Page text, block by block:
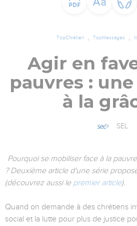
TopChrétien TopMessages
Agir en
pauvres :
à la
SEL
Pourquoi se mobiliser face à la
? Deuxième article d'une série
(découvrez aussi le premier article).
Quand on demande à des chrétiens
social et la lutte pour plus de justice